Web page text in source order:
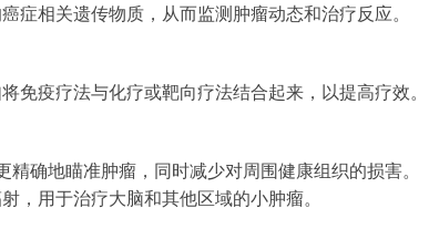
症相关遗传物质，从而监测肿瘤动态和治疗反应。
疫疗法与化疗或靶向疗法结合起来，以提高疗效。
确地瞄准肿瘤，同时减少对周围健康组织的损害。
，用于治疗大脑和其他区域的小肿瘤。